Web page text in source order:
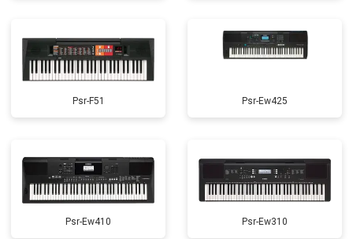
Psr-F51 Psr-Ew425
Psr-Ew410 Psr-Ew310